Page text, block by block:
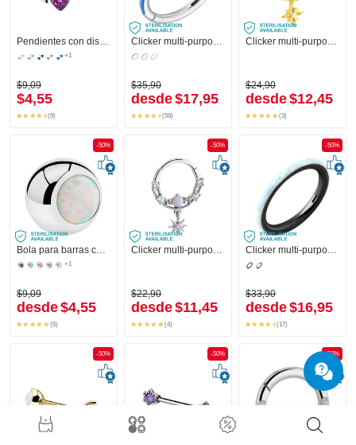
Pendientes con diseño de corazón
+1
$9,09
$4,55
(9)
Clicker multi-purpose (acero quirúrgico, plateado, acabado brillante) con Opal
$35,90
desde$17,95
(59)
Clicker multi-purpose (acero quirúrgico, chapado en oro, acabado brillante) con colgante estrella y brillantes
$24,90
desde$12,45
(3)
-50%
+1
$9,09
desde$4,55
(6)
-50%
Clicker multi-purpose (acero quirúrgico, plateado, acabado brillante) con colgante estrella y brillantes
$22,90
desde$11,45
(4)
-50%
Clicker multi-purpose (acero quirúrgico, negro, acabado brillante) con Opal
$33,90
desde$16,95
(17)
-50% -50% -50%